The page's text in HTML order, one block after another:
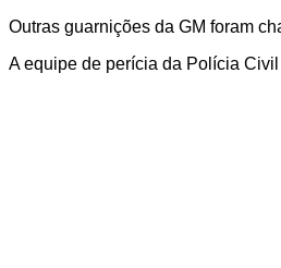
Outras guarnições da GM foram
A equipe de perícia da Polícia